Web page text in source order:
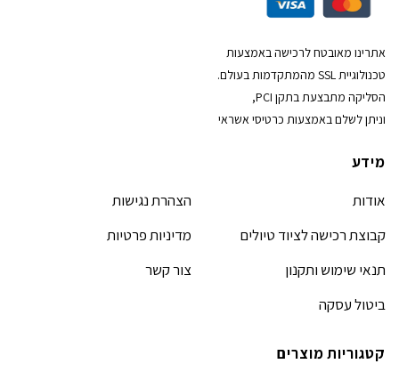
אתרינו מאובטח לרכישה באמצעות
טכנולוגיית SSL מהמתקדמות בעולם.
הסליקה מתבצעת בתקן PCI,
וניתן לשלם באמצעות כרטיסי אשראי
מידע
אודות
קבוצת רכישה לציוד טיולים
תנאי שימוש ותקנון
ביטול עסקה
הצהרת נגישות
מדיניות פרטיות
צור קשר
קטגוריות מוצרים